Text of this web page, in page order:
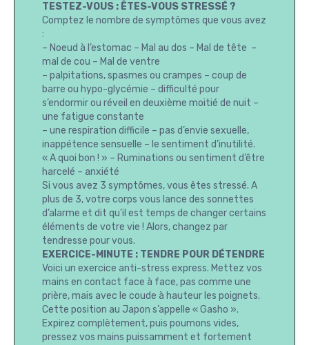
TESTEZ-VOUS : ÊTES-VOUS STRESSÉ ?
Comptez le nombre de symptômes que vous avez
:
– Noeud à l’estomac – Mal au dos – Mal de tête –
mal de cou – Mal de ventre
– palpitations, spasmes ou crampes – coup de
barre ou hypo-glycémie – difficulté pour
s’endormir ou réveil en deuxième moitié de nuit –
une fatigue constante
– une respiration difficile – pas d’envie sexuelle,
inappétence sensuelle – le sentiment d’inutilité.
« A quoi bon ! » – Ruminations ou sentiment d’être
harcelé – anxiété
Si vous avez 3 symptômes, vous êtes stressé. A
plus de 3, votre corps vous lance des sonnettes
d’alarme et dit qu’il est temps de changer certains
éléments de votre vie ! Alors, changez par
tendresse pour vous.
EXERCICE-MINUTE : TENDRE POUR DÉTENDRE
Voici un exercice anti-stress express. Mettez vos
mains en contact face à face, pas comme une
prière, mais avec le coude à hauteur les poignets.
Cette position au Japon s’appelle « Gasho ».
Expirez complètement, puis poumons vides,
pressez vos mains puissamment et fortement